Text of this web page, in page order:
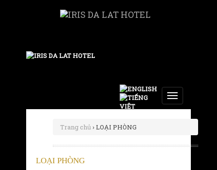
Toggle
navigation
Trang chủ› LOẠI PHÒNG
LOẠI PHÒNG